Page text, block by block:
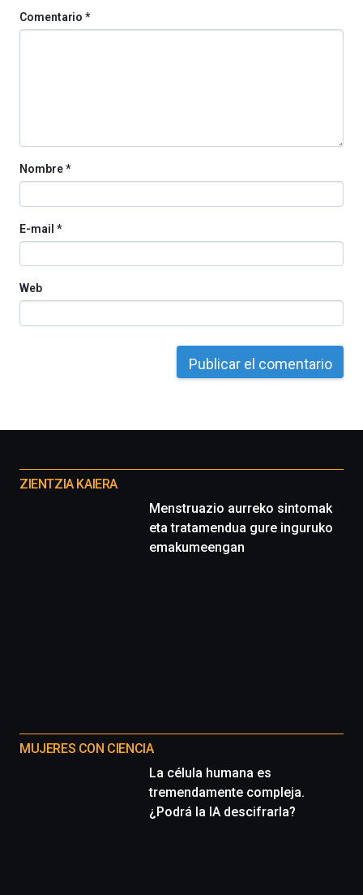
Comentario*
Nombre*
E-mail *
Web
proyectos
ZIENTZIA KAIERA
Menstruazio aurreko sintomak
eta tratamendua gure inguruko
emakumeengan
MUJERES CON CIENCIA
La célula humana es
tremendamente compleja.
¿Podrá la IA descifrarla?